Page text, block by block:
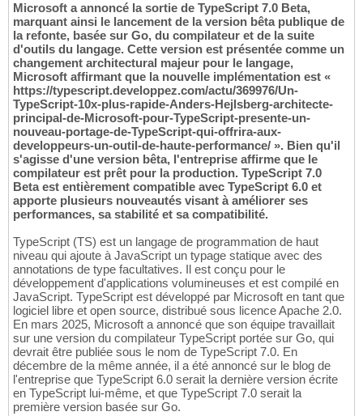
Microsoft a annoncé la sortie de TypeScript 7.0 Beta,
marquant ainsi le lancement de la version bêta publique de
la refonte, basée sur Go, du compilateur et de la suite
d'outils du langage. Cette version est présentée comme un
changement architectural majeur pour le langage,
Microsoft affirmant que la nouvelle implémentation est «
https://typescript.developpez.com/actu/369976/Un-
TypeScript-10x-plus-rapide-Anders-Hejlsberg-architecte-
principal-de-Microsoft-pour-TypeScript-presente-un-
nouveau-portage-de-TypeScript-qui-offrira-aux-
developpeurs-un-outil-de-haute-performance/ ». Bien qu'il
s'agisse d'une version bêta, l'entreprise affirme que le
compilateur est prêt pour la production. TypeScript 7.0
Beta est entièrement compatible avec TypeScript 6.0 et
apporte plusieurs nouveautés visant à améliorer ses
performances, sa stabilité et sa compatibilité.
TypeScript (TS) est un langage de programmation de haut
niveau qui ajoute à JavaScript un typage statique avec des
annotations de type facultatives. Il est conçu pour le
développement d'applications volumineuses et est compilé en
JavaScript. TypeScript est développé par Microsoft en tant que
logiciel libre et open source, distribué sous licence Apache 2.0.
En mars 2025, Microsoft a annoncé que son équipe travaillait
sur une version du compilateur TypeScript portée sur Go, qui
devrait être publiée sous le nom de TypeScript 7.0. En
décembre de la même année, il a été annoncé sur le blog de
l'entreprise que TypeScript 6.0 serait la dernière version écrite
en TypeScript lui-même, et que TypeScript 7.0 serait la
première version basée sur Go.